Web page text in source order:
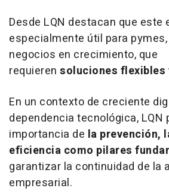
Desde LQN destacan que este
especialmente útil para
negocios en crecimiento, que
requieren soluciones flexibles
En un contexto de creciente
dependencia tecnológica, LQN
importancia de la prevención,
eficiencia como pilares
garantizar la continuidad de la
empresarial.